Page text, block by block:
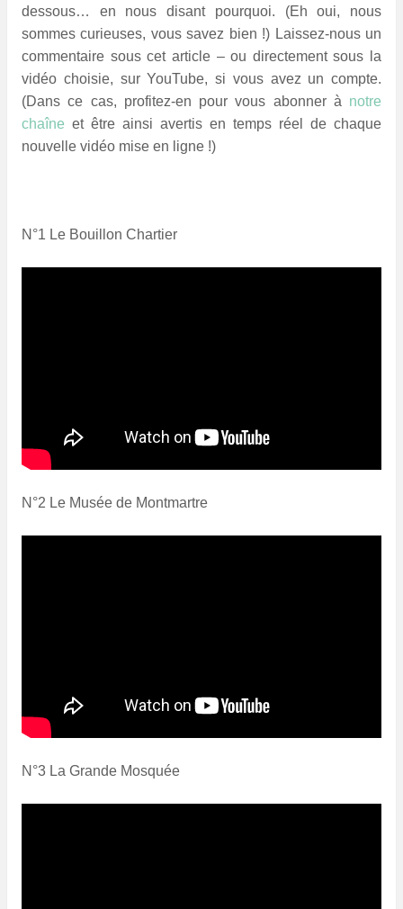
dessous… en nous disant pourquoi. (Eh oui, nous
sommes curieuses, vous savez bien !) Laissez-nous un
commentaire sous cet article – ou directement sous la
vidéo choisie, sur YouTube, si vous avez un compte.
(Dans ce cas, profitez-en pour vous abonner à notre
chaîne et être ainsi avertis en temps réel de chaque
nouvelle vidéo mise en ligne !)
N°1 Le Bouillon Chartier
N°2 Le Musée de Montmartre
N°3 La Grande Mosquée